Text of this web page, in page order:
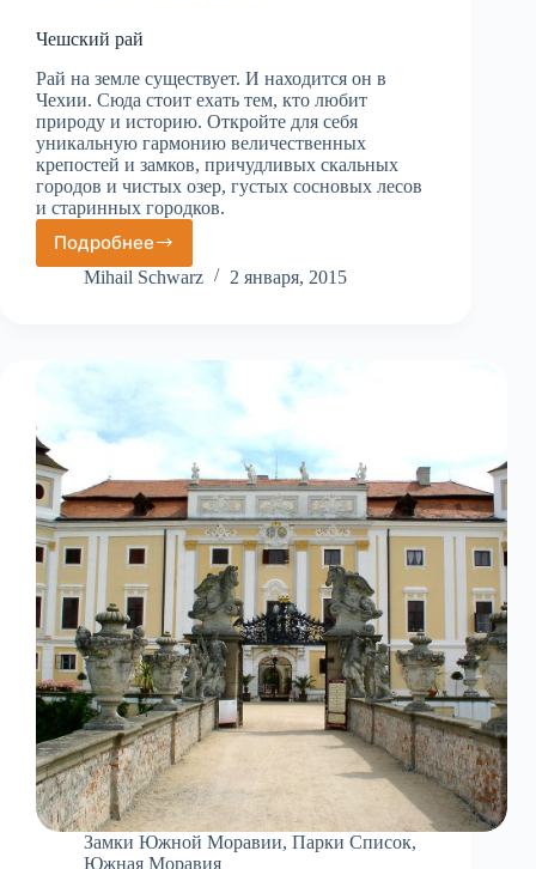
Чешский рай
Рай на земле существует. И находится он в
Чехии. Сюда стоит ехать тем, кто любит
природу и историю. Откройте для себя
уникальную гармонию величественных
крепостей и замков, причудливых скальных
городов и чистых озер, густых сосновых лесов
и старинных городков.
Подробнее
Чешский
рай
Mihail Schwarz 2 января, 2015
Замки Южной Моравии, Парки Список,
Южная Моравия